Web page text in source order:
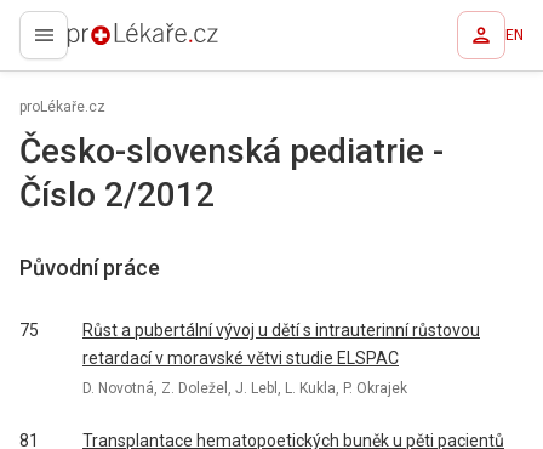
proLékaře.cz EN
proLékaře.cz
Česko-slovenská pediatrie -
Číslo 2/2012
Původní práce
75
Růst a pubertální vývoj u dětí s intrauterinní růstovou
retardací v moravské větvi studie ELSPAC
D. Novotná, Z. Doležel, J. Lebl, L. Kukla, P. Okrajek
81
Transplantace hematopoetických buněk u pěti pacientů